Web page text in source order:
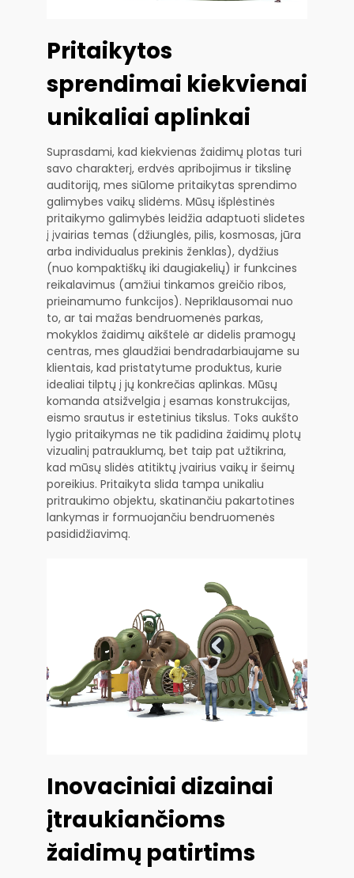
Pritaikytos
sprendimai kiekvienai
unikaliai aplinkai
Suprasdami, kad kiekvienas žaidimų plotas turi
savo charakterį, erdvės apribojimus ir tikslinę
auditoriją, mes siūlome pritaikytas sprendimo
galimybes vaikų slidėms. Mūsų išplėstinės
pritaikymo galimybės leidžia adaptuoti slidetes
į įvairias temas (džiunglės, pilis, kosmosas, jūra
arba individualus prekinis ženklas), dydžius
(nuo kompaktiškų iki daugiakelių) ir funkcines
reikalavimus (amžiui tinkamos greičio ribos,
prieinamumo funkcijos). Nepriklausomai nuo
to, ar tai mažas bendruomenės parkas,
mokyklos žaidimų aikštelė ar didelis pramogų
centras, mes glaudžiai bendradarbiaujame su
klientais, kad pristatytume produktus, kurie
idealiai tilptų į jų konkrečias aplinkas. Mūsų
komanda atsižvelgia į esamas konstrukcijas,
eismo srautus ir estetinius tikslus. Toks aukšto
lygio pritaikymas ne tik padidina žaidimų plotų
vizualinį patrauklumą, bet taip pat užtikrina,
kad mūsų slidės atitiktų įvairius vaikų ir šeimų
poreikius. Pritaikyta slida tampa unikaliu
pritraukimo objektu, skatinančiu pakartotines
lankymas ir formuojančiu bendruomenės
pasididžiavimą.
Inovaciniai dizainai
įtraukiančioms
žaidimų patirtims